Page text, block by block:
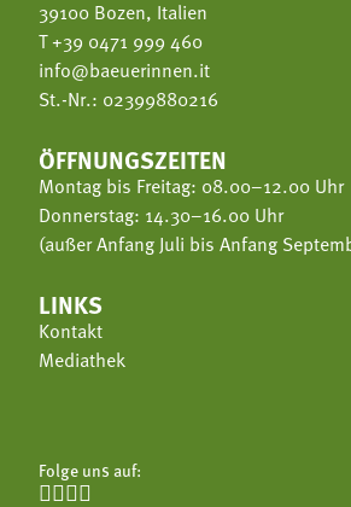
39100 Bozen, Italien
T+39 0471 999 460
info@baeuerinnen.it
St.-Nr.: 02399880216
ÖFFNUNGSZEITEN
Montag bis Freitag: 08.00–12.00 Uhr
Donnerstag: 14.30–16.00 Uhr
(außer Anfang Juli bis Anfang
LINKS
Kontakt
Mediathek
Folge uns auf:
